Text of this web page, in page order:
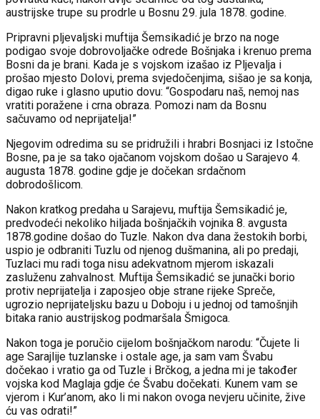
austrijske trupe su prodrle u Bosnu 29. jula 1878. godine.
Pripravni pljevaljski muftija Šemsikadić je brzo na noge
podigao svoje dobrovoljačke odrede Bošnjaka i krenuo prema
Bosni da je brani. Kada je s vojskom izašao iz Pljevalja i
prošao mjesto Dolovi, prema svjedočenjima, sišao je sa konja,
digao ruke i glasno uputio dovu: “Gospodaru naš, nemoj nas
vratiti poražene i crna obraza. Pomozi nam da Bosnu
sačuvamo od neprijatelja!”
Njegovim odredima su se pridružili i hrabri Bosnjaci iz Istočne
Bosne, pa je sa tako ojačanom vojskom došao u Sarajevo 4.
augusta 1878. godine gdje je dočekan srdačnom
dobrodošlicom.
Nakon kratkog predaha u Sarajevu, muftija Šemsikadić je,
predvodeći nekoliko hiljada bošnjačkih vojnika 8. avgusta
1878.godine došao do Tuzle. Nakon dva dana žestokih borbi,
uspio je odbraniti Tuzlu od njenog dušmanina, ali po predaji,
Tuzlaci mu radi toga nisu adekvatnom mjerom iskazali
zasluženu zahvalnost. Muftija Šemsikadić se junački borio
protiv neprijatelja i zaposjeo obje strane rijeke Spreče,
ugrozio neprijateljsku bazu u Doboju i u jednoj od tamošnjih
bitaka ranio austrijskog podmaršala Šmigoca.
Nakon toga je poručio cijelom bošnjačkom narodu: “Čujete li
age Sarajlije tuzlanske i ostale age, ja sam vam Švabu
dočekao i vratio ga od Tuzle i Brčkog, a jedna mi je također
vojska kod Maglaja gdje će Švabu dočekati. Kunem vam se
vjerom i Kur’anom, ako li mi nakon ovoga nevjeru učinite, žive
ću vas odrati!”